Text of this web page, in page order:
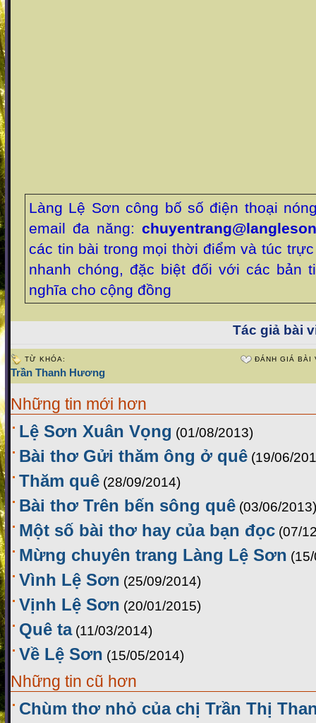
Làng Lệ Sơn công bố số điện thoại
email đa năng:
các tin bài trong mọi thời điểm và túc
nhanh chóng, đặc biệt đối với các bản
nghĩa cho cộng đồng
Tác giả bài
TỪ KHÓA:
Trần Thanh Hương
ĐÁNH GIÁ BÀI
Những tin mới hơn
Lệ Sơn Xuân Vọng (01/08/2013)
Bài thơ Gửi thăm ông ở quê (19/06/
Thăm quê (28/09/2014)
Bài thơ Trên bến sông quê (03/06/2013)
Một số bài thơ hay của bạn đọc (07/
Mừng chuyên trang Làng Lệ Sơn
Vình Lệ Sơn (25/09/2014)
Vịnh Lệ Sơn (20/01/2015)
Quê ta (11/03/2014)
Về Lệ Sơn (15/05/2014)
Những tin cũ hơn
Chùm thơ nhỏ của chị Trần Thị